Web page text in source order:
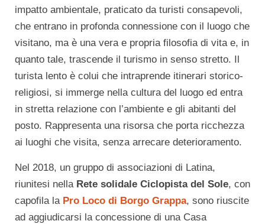
impatto ambientale, praticato da turisti consapevoli,
che entrano in profonda connessione con il luogo che
visitano, ma è una vera e propria filosofia di vita e, in
quanto tale, trascende il turismo in senso stretto. Il
turista lento è colui che intraprende itinerari storico-
religiosi, si immerge nella cultura del luogo ed entra
in stretta relazione con l’ambiente e gli abitanti del
posto. Rappresenta una risorsa che porta ricchezza
ai luoghi che visita, senza arrecare deterioramento.
Nel 2018, un gruppo di associazioni di Latina,
riunitesi nella Rete solidale Ciclopista del Sole, con
capofila la Pro Loco di Borgo Grappa, sono riuscite
ad aggiudicarsi la concessione di una Casa